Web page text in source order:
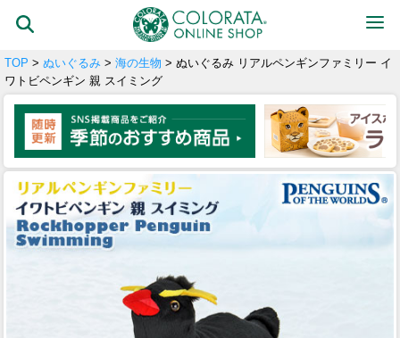
TOP > ぬいぐるみ > 海の生物 > ぬいぐるみ リアルペンギンファミリー イ
ワトビペンギン 親 スイミング